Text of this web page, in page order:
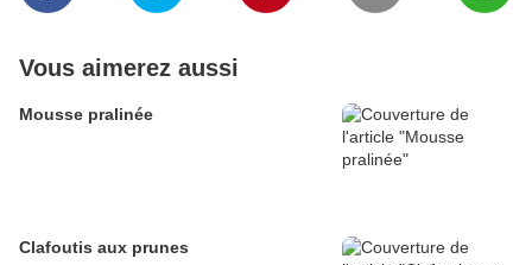
Vous aimerez aussi
Mousse pralinée
Clafoutis aux prunes